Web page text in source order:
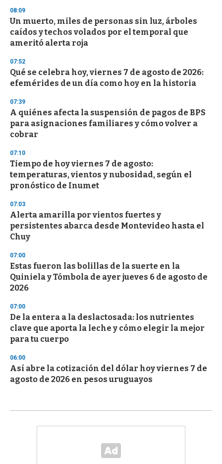
d
s
o
f
3
s
e
c
o
d
s
08:09
Un muerto, miles de personas sin luz, árboles
caídos y techos volados por el temporal que
ameritó alerta roja
07:52
Qué se celebra hoy, viernes 7 de agosto de 2026:
efemérides de un día como hoy en la historia
07:39
A quiénes afecta la suspensión de pagos de BPS
para asignaciones familiares y cómo volver a
cobrar
07:10
Tiempo de hoy viernes 7 de agosto:
temperaturas, vientos y nubosidad, según el
pronóstico de Inumet
07:03
Alerta amarilla por vientos fuertes y
persistentes abarca desde Montevideo hasta el
Chuy
07:00
Estas fueron las bolillas de la suerte en la
Quiniela y Tómbola de ayer jueves 6 de agosto de
2026
07:00
De la entera a la deslactosada: los nutrientes
clave que aporta la leche y cómo elegir la mejor
para tu cuerpo
06:00
Así abre la cotización del dólar hoy viernes 7 de
agosto de 2026 en pesos uruguayos